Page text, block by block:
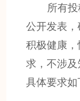
所有
公开发表
积极健康
求，不涉
具体要求如